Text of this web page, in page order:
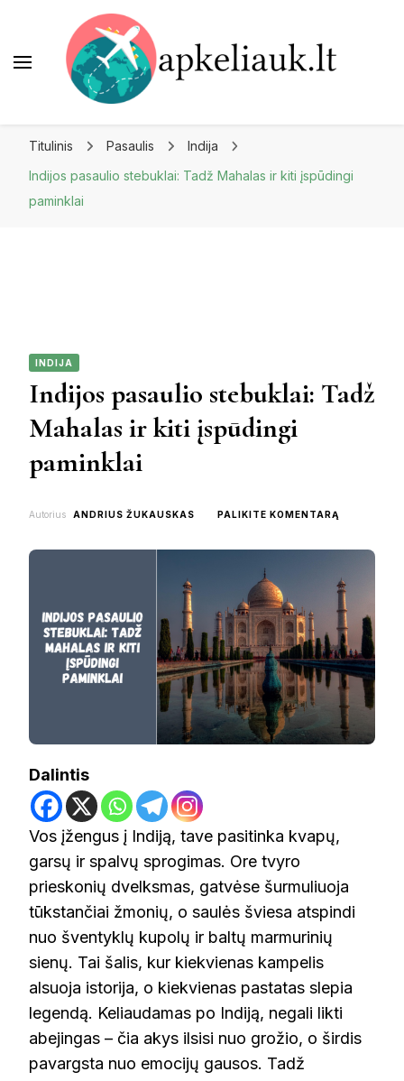
Titulinis Pasaulis
Indija
Indijos pasaulio stebuklai: Tadž Mahalas ir kiti įspūdingi
paminklai
INDIJA
Indijos pasaulio stebuklai: Tadž
Mahalas ir kiti įspūdingi
paminklai
Autorius ANDRIUS ŽUKAUSKAS PALIKITE KOMENTARĄ
TADŽ
MAHALAS
IR
KITI
ĮSPŪDINGI
PAMINKLAI
Dalintis
Vos įžengus į Indiją, tave pasitinka kvapų,
garsų ir spalvų sprogimas. Ore tvyro
prieskonių dvelksmas, gatvėse šurmuliuoja
tūkstančiai žmonių, o saulės šviesa atspindi
nuo šventyklų kupolų ir baltų marmurinių
sienų. Tai šalis, kur kiekvienas kampelis
alsuoja istorija, o kiekvienas pastatas slepia
legendą. Keliaudamas po Indiją, negali likti
abejingas – čia akys ilsisi nuo grožio, o širdis
pavargsta nuo emocijų gausos. Tadž